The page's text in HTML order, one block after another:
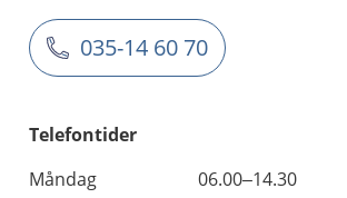
035-14 60 70
Telefontider
Måndag
06.00–14.30